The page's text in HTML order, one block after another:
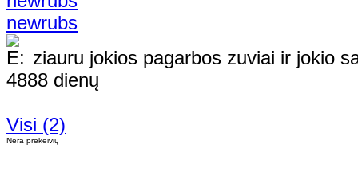
newrubs
ziauru jokios pagarbos zuviai ir jokio
4888 dienų
Visi (2)
Nėra prekeivių